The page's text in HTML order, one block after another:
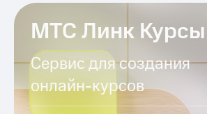
МТС Линк Курсы
Сервис для создания
онлайн-курсов